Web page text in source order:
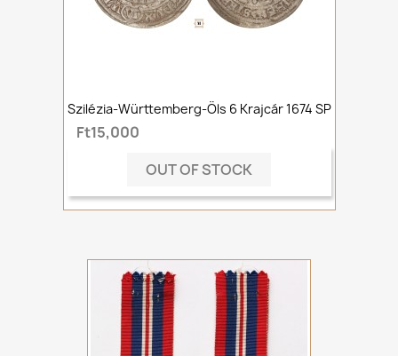
Szilézia-Württemberg-Öls 6 Krajcár 1674 SP
Ft15,000
OUT OF STOCK